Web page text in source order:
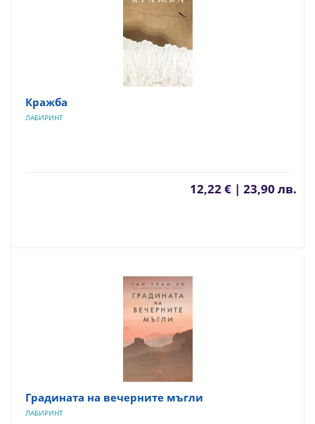
Кражба
ЛАБИРИНТ
12,22 € | 23,90 лв.
Градината на вечерните мъгли
ЛАБИРИНТ